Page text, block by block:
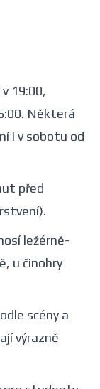
19:00,
Některá
i v sobotu od
před
ležérně-
u činohry
scény a
výrazně